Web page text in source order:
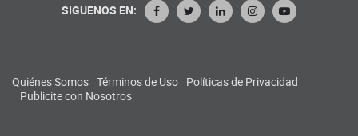
SIGUENOS EN:
Quiénes Somos Términos de Uso Políticas de Privacidad
Publicite con Nosotros